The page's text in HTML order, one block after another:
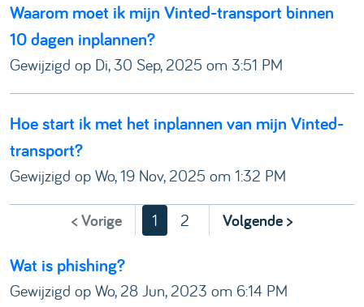
Waarom moet ik mijn Vinted-transport binnen
10 dagen inplannen?
Gewijzigd op Di, 30 Sep, 2025 om 3:51 PM
Hoe start ik met het inplannen van mijn Vinted-
transport?
Gewijzigd op Wo, 19 Nov, 2025 om 1:32 PM
< Vorige 1 2 Volgende >
Wat is phishing?
Gewijzigd op Wo, 28 Jun, 2023 om 6:14 PM